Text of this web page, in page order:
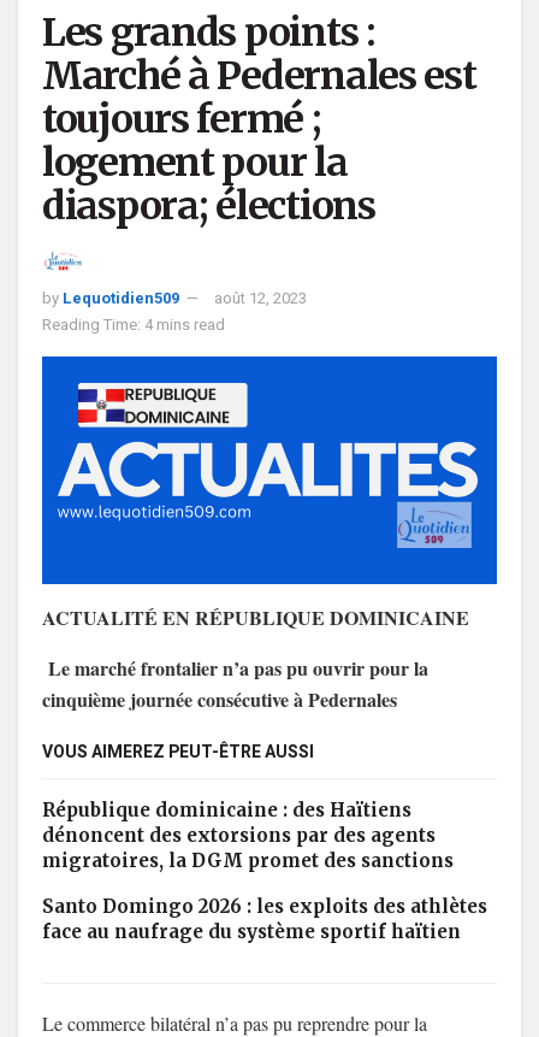
Les grands points :
Marché à Pedernales est
toujours fermé ;
logement pour la
diaspora; élections
by Lequotidien509
août 12, 2023
Reading Time: 4 mins read
ACTUALITÉ EN RÉPUBLIQUE DOMINICAINE
Le marché frontalier n’a pas pu ouvrir pour la
cinquième journée consécutive à Pedernales
VOUS AIMEREZ PEUT-ÊTRE AUSSI
République dominicaine : des Haïtiens
dénoncent des extorsions par des agents
migratoires, la DGM promet des sanctions
Santo Domingo 2026 : les exploits des athlètes
face au naufrage du système sportif haïtien
Le commerce bilatéral n’a pas pu reprendre pour la